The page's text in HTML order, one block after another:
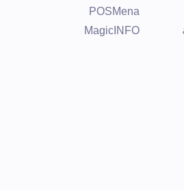
POSMena
MagicINFO